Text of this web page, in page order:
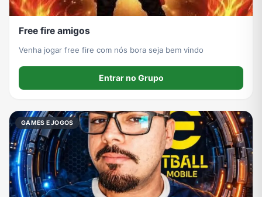
Free fire amigos
Venha jogar free fire com nós bora seja bem vindo
Entrar no Grupo
GAMES E JOGOS